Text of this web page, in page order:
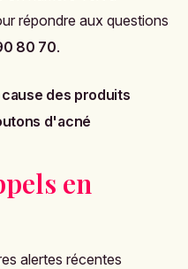
répondre aux questions
80 70.
des produits
d'acné
en
alertes récentes